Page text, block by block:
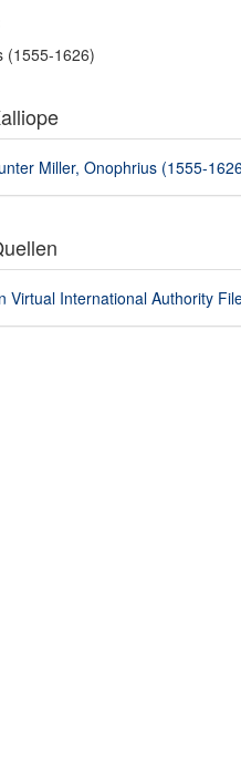
(1555-1626)
Miller, Onophrius (1555-
Virtual International Authority